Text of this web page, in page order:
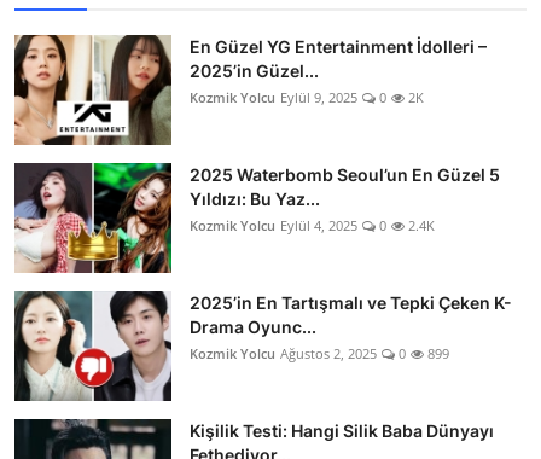
En Güzel YG Entertainment İdolleri –
2025’in Güzel...
Kozmik Yolcu Eylül 9, 2025 0 2K
2025 Waterbomb Seoul’un En Güzel 5
Yıldızı: Bu Yaz...
Kozmik Yolcu Eylül 4, 2025 0 2.4K
2025’in En Tartışmalı ve Tepki Çeken K-
Drama Oyunc...
Kozmik Yolcu Ağustos 2, 2025 0 899
Kişilik Testi: Hangi Silik Baba Dünyayı
Fethediyor...